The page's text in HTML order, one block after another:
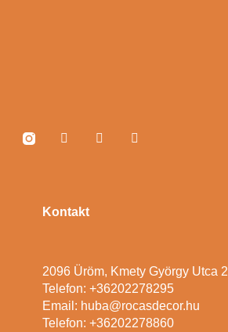
Kontakt
2096 Üröm, Kmety György Utca 2
Telefon: +36202278295
Email: huba@rocasdecor.hu
Telefon: +36202278860